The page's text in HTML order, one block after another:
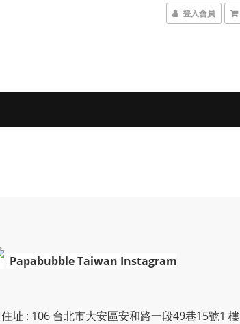
登入會員
Papabubble Taiwan Instagram
住址 : 106 台北市大安區安和路一段49巷15號1 樓